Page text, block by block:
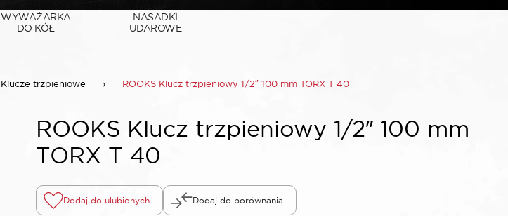
WYWAŻARKA
DO KÓŁ
NASADKI
UDAROWE
Klucze trzpieniowe › ROOKS Klucz trzpieniowy 1/2″ 100 mm TORX T 40
ROOKS Klucz trzpieniowy 1/2″ 100 mm
TORX T 40
Dodaj do ulubionych Dodaj do porównania